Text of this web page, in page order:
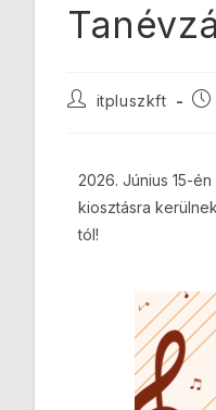
itpluszkft
2026. Június 15-
kiosztásra
tól!